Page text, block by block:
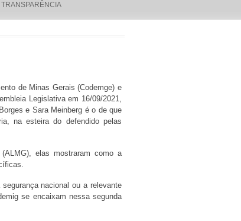
TRANSPARÊNCIA
de Minas Gerais (Codemge) e
Legislativa em 16/09/2021,
e Sara Meinberg é o de que
na esteira do defendido pelas
elas mostraram como a
nacional ou a relevante
se encaixam nessa segunda